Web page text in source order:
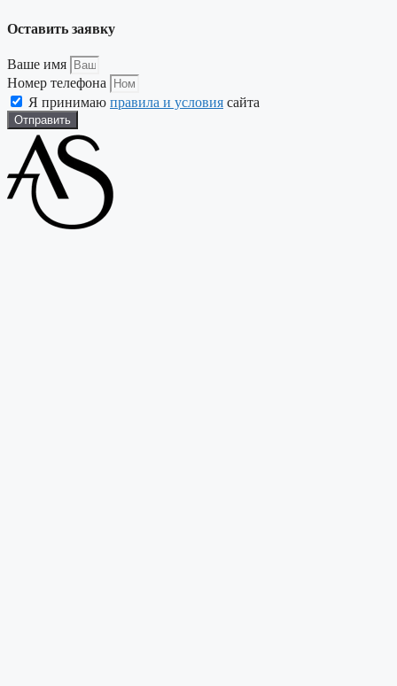
Оставить заявку
Ваше имя
Номер телефона
Я принимаю правила и условия сайта
Отправить